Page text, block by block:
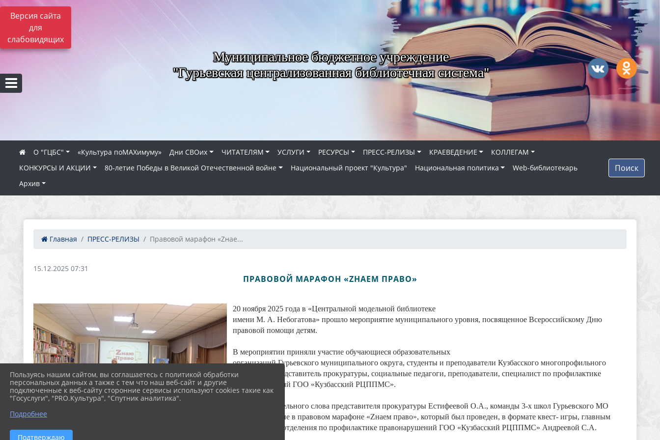
Версия сайта
для
слабовидящих
Муниципальное бюджетное учреждение
"Гурьевская централизованная библиотечная система"
О "ГЦБС" «Культура поMAXимуму» Дни СВОих ЧИТАТЕЛЯМ УСЛУГИ РЕСУРСЫ ПРЕСС-РЕЛИЗЫ КРАЕВЕДЕНИЕ
КОЛЛЕГАМ
КОНКУРСЫ И АКЦИИ
80‑летие Победы в Великой Отечественной войне Национальный проект "Культура" Национальная политика
Web-библиотекарь
Архив
Поиск
Главная ПРЕСС-РЕЛИЗЫ Правовой марафон «Zнае...
15.12.2025 07:31
ПРАВОВОЙ МАРАФОН «ZНАЕМ ПРАВО»
20 ноября 2025 года в «Центральной модельной библиотеке
имени М. А. Небогатова» прошло мероприятие муниципального уровня, посвященное Всероссийскому Дню
правовой помощи детям.
В мероприятии приняли участие обучающиеся образовательных
организаций Гурьевского муниципального округа, студенты и преподаватели Кузбасского многопрофильного
техникума, представитель прокуратуры, социальные педагоги, преподаватели, специалист по профилактике
правонарушений ГОО «Кузбасский РЦППМС».
После вступительного слова представителя прокуратуры Естифеевой О.А., команды 3-х школ Гурьевского МО
приняли участие в правовом марафоне «Zнаем право», который был проведен, в формате квест- игры, главным
специалистом отделения по профилактике правонарушений ГОО «Кузбасский РЦППМС» Андреевой С.А.
Пользуясь нашим сайтом, вы соглашаетесь с политикой обработки
персональных данных а также с тем что наш веб-сайт и другие
подключенные к веб-сайту сторонние сервисы используют cookies такие как
"Госуслуги", "PRO.Культура", "Спутник аналитика".
Подробнее
Подтверждаю